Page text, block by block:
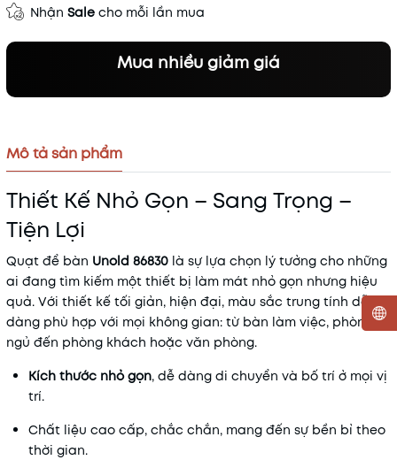
Nhận Sale cho mỗi lần mua
Mua nhiều giảm giá
Mã khuyến mãi:
Điều kiện:
Mô tả sản phẩm
Thiết Kế Nhỏ Gọn – Sang Trọng –
Tiện Lợi
Quạt để bàn Unold 86830 là sự lựa chọn lý tưởng cho những
ai đang tìm kiếm một thiết bị làm mát nhỏ gọn nhưng hiệu
quả. Với thiết kế tối giản, hiện đại, màu sắc trung tính dễ
dàng phù hợp với mọi không gian: từ bàn làm việc, phòng
ngủ đến phòng khách hoặc văn phòng.
Kích thước nhỏ gọn, dễ dàng di chuyển và bố trí ở mọi vị
trí.
Chất liệu cao cấp, chắc chắn, mang đến sự bền bỉ theo
thời gian.